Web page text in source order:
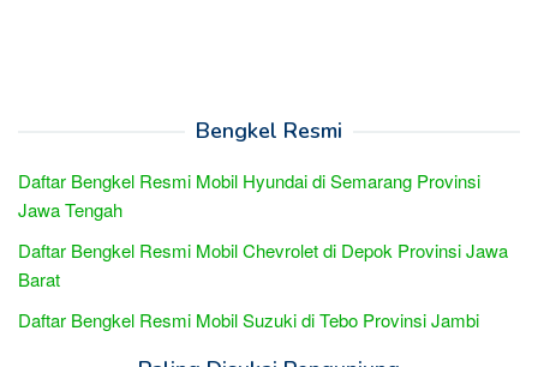
Bengkel Resmi
Daftar Bengkel Resmi Mobil Hyundai di Semarang Provinsi
Jawa Tengah
Daftar Bengkel Resmi Mobil Chevrolet di Depok Provinsi Jawa
Barat
Daftar Bengkel Resmi Mobil Suzuki di Tebo Provinsi Jambi